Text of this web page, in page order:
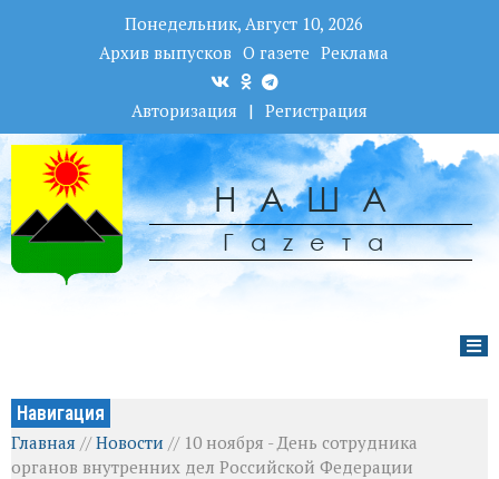
Понедельник, Август 10, 2026
Архив выпусков О газете Реклама
Авторизация | Регистрация
НАША
Гаzета
Навигация
Главная //Новости // 10 ноября - День сотрудника
органов внутренних дел Российской Федерации